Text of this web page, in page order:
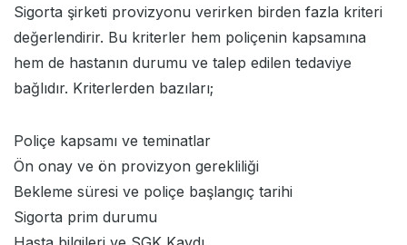
Sigorta şirketi provizyonu verirken birden fazla kriteri
değerlendirir. Bu kriterler hem poliçenin kapsamına
hem de hastanın durumu ve talep edilen tedaviye
bağlıdır. Kriterlerden bazıları;
Poliçe kapsamı ve teminatlar
Ön onay ve ön provizyon gerekliliği
Bekleme süresi ve poliçe başlangıç tarihi
Sigorta prim durumu